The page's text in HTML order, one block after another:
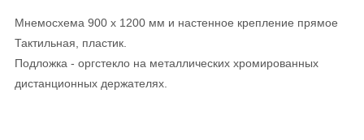
Мнемосхема 900 х 1200 мм и настенное крепление прямое
Тактильная, пластик.
Подложка - оргстекло на металлических хромированных
дистанционных держателях.